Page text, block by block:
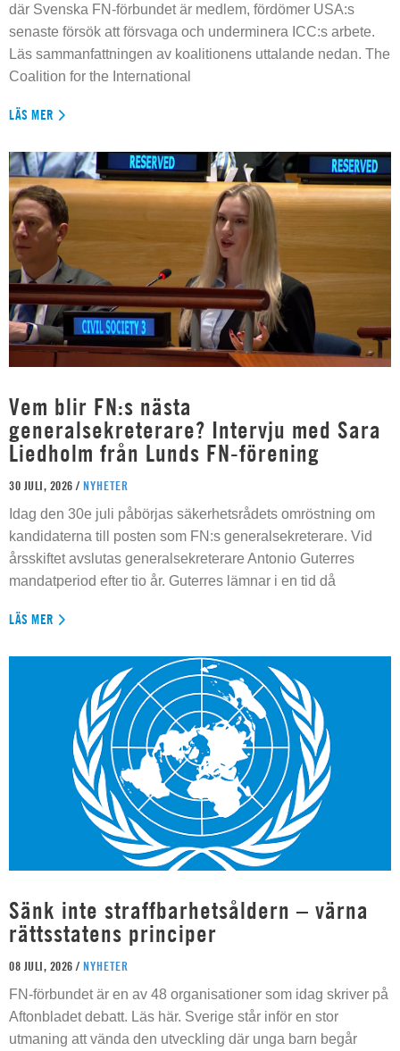
där Svenska FN-förbundet är medlem, fördömer USA:s
senaste försök att försvaga och underminera ICC:s arbete.
Läs sammanfattningen av koalitionens uttalande nedan. The
Coalition for the International
LÄS MER
Vem blir FN:s nästa
generalsekreterare? Intervju med Sara
Liedholm från Lunds FN-förening
30 JULI, 2026 / NYHETER
Idag den 30e juli påbörjas säkerhetsrådets omröstning om
kandidaterna till posten som FN:s generalsekreterare. Vid
årsskiftet avslutas generalsekreterare Antonio Guterres
mandatperiod efter tio år. Guterres lämnar i en tid då
LÄS MER
Sänk inte straffbarhetsåldern – värna
rättsstatens principer
08 JULI, 2026 / NYHETER
FN-förbundet är en av 48 organisationer som idag skriver på
Aftonbladet debatt. Läs här. Sverige står inför en stor
utmaning att vända den utveckling där unga barn begår